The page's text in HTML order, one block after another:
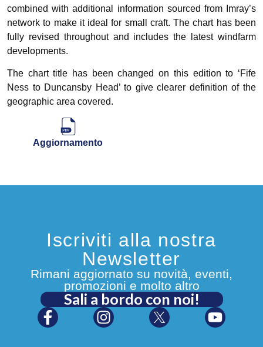
combined with additional information sourced from Imray’s
network to make it ideal for small craft. The chart has been
fully revised throughout and includes the latest windfarm
developments.
The chart title has been changed on this edition to ‘Fife
Ness to Duncansby Head’ to give clearer definition of the
geographic area covered.
Aggiornamento
Iscriviti alla nostra
Newsletter
Rimani aggiornato su novità, eventi,
promozioni e molto altro
Sali a bordo con noi!